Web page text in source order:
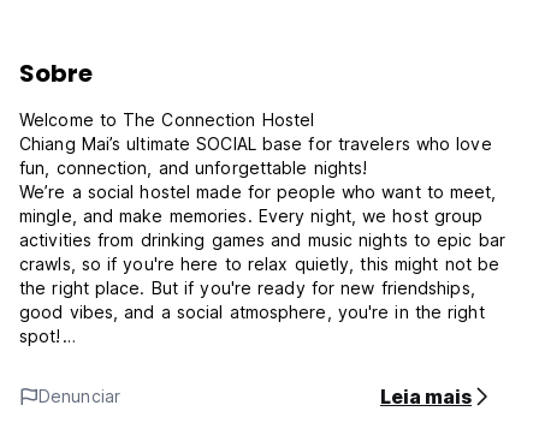
Sobre
Welcome to The Connection Hostel
Chiang Mai’s ultimate SOCIAL base for travelers who love
fun, connection, and unforgettable nights!
We’re a social hostel made for people who want to meet,
mingle, and make memories. Every night, we host group
activities from drinking games and music nights to epic bar
crawls, so if you're here to relax quietly, this might not be
the right place. But if you're ready for new friendships,
good vibes, and a social atmosphere, you're in the right
spot!
✨ What to Expect:
Nightly events designed to break the ice
Denunciar Leia mais